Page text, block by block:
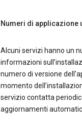
Numeri di applicazione
Alcuni servizi hanno un
informazioni
numero di versione
momento
servizio contatta
aggiornamenti